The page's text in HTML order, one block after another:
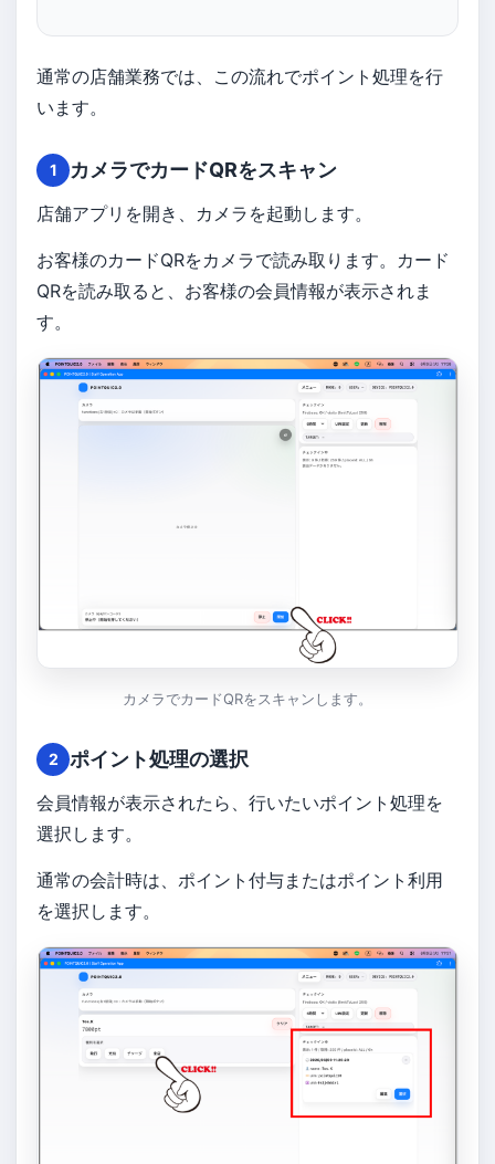
通常の店舗業務では、この流れでポイント処理を行
います。
1 カメラでカードQRをスキャン
店舗アプリを開き、カメラを起動します。
お客様のカードQRをカメラで読み取ります。カード
QRを読み取ると、お客様の会員情報が表示されま
す。
カメラでカードQRをスキャンします。
2 ポイント処理の選択
会員情報が表示されたら、行いたいポイント処理を
選択します。
通常の会計時は、ポイント付与またはポイント利用
を選択します。